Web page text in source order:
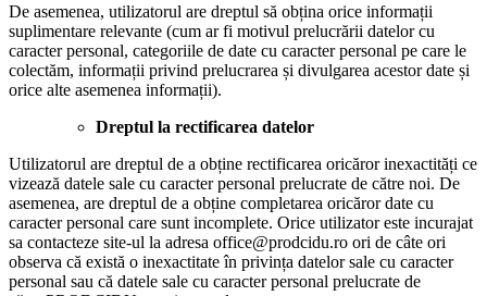
De asemenea, utilizatorul are dreptul să obțina orice informații
suplimentare relevante (cum ar fi motivul prelucrării datelor cu
caracter personal, categoriile de date cu caracter personal pe care le
colectăm, informații privind prelucrarea și divulgarea acestor date și
orice alte asemenea informații).
Dreptul la rectificarea datelor
Utilizatorul are dreptul de a obține rectificarea oricăror inexactități ce
vizează datele sale cu caracter personal prelucrate de către noi. De
asemenea, are dreptul de a obține completarea oricăror date cu
caracter personal care sunt incomplete. Orice utilizator este incurajat
sa contacteze site-ul la adresa office@prodcidu.ro ori de câte ori
observa că există o inexactitate în privința datelor sale cu caracter
personal sau că datele sale cu caracter personal prelucrate de